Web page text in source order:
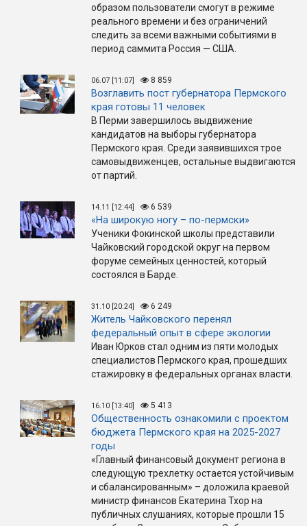
образом пользователи смогут в режиме
реального времени и без ограничений
следить за всеми важными событиями в
период саммита Россия — США.
06.07 [11:07] 8 859
Возглавить пост губернатора Пермского
края готовы 11 человек
В Перми завершилось выдвижение
кандидатов на выборы губернатора
Пермского края. Среди заявившихся трое
самовыдвиженцев, остальные выдвигаются
от партий.
14.11 [12:44] 6 539
«На широкую ногу – по-пермски»
Ученики Фокинской школы представили
Чайковский городской округ на первом
форуме семейных ценностей, который
состоялся в Барде.
31.10 [20:24] 6 249
Житель Чайковского перенял
федеральный опыт в сфере экологии
Иван Юрков стал одним из пяти молодых
специалистов Пермского края, прошедших
стажировку в федеральных органах власти.
16.10 [13:40] 5 413
Общественность ознакомили с проектом
бюджета Пермского края на 2025-2027
годы
«Главный финансовый документ региона в
следующую трехлетку остается устойчивым
и сбалансированным» – доложила краевой
министр финансов Екатерина Тхор на
публичных слушаниях, которые прошли 15